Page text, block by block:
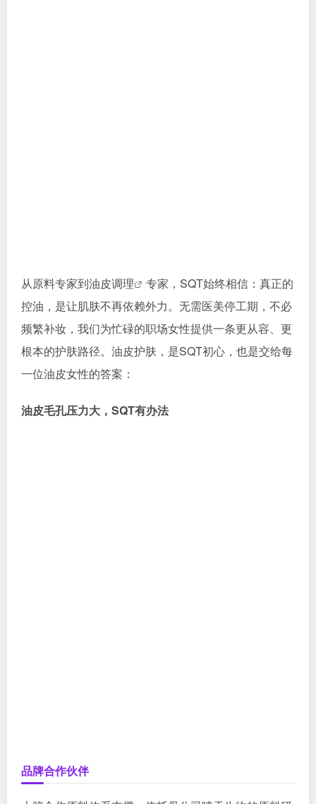
从原料专家到油皮调理
专家，SQT始终相信：真正的
控油，是让肌肤不再依赖外力。无需医美停工期，不必
频繁补妆，我们为忙碌的职场女性提供一条更从容、更
根本的护肤路径。油皮护肤，是SQT初心，也是交给每
一位油皮女性的答案：
油皮毛孔压力大，SQT有办法
品牌合作伙伴